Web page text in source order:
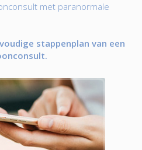
met paranormale
stappenplan van een